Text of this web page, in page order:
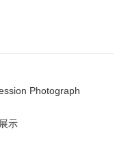
Photograph
示